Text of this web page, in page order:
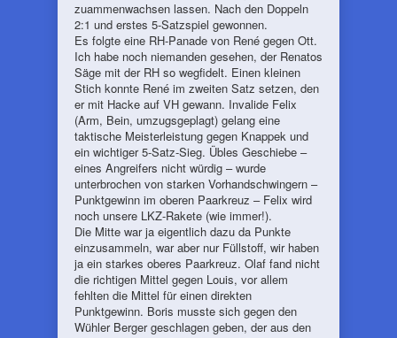
zuammenwachsen lassen. Nach den Doppeln
2:1 und erstes 5-Satzspiel gewonnen.
Es folgte eine RH-Panade von René gegen Ott.
Ich habe noch niemanden gesehen, der Renatos
Säge mit der RH so wegfidelt. Einen kleinen
Stich konnte René im zweiten Satz setzen, den
er mit Hacke auf VH gewann. Invalide Felix
(Arm, Bein, umzugsgeplagt) gelang eine
taktische Meisterleistung gegen Knappek und
ein wichtiger 5-Satz-Sieg. Übles Geschiebe –
eines Angreifers nicht würdig – wurde
unterbrochen von starken Vorhandschwingern –
Punktgewinn im oberen Paarkreuz – Felix wird
noch unsere LKZ-Rakete (wie immer!).
Die Mitte war ja eigentlich dazu da Punkte
einzusammeln, war aber nur Füllstoff, wir haben
ja ein starkes oberes Paarkreuz. Olaf fand nicht
die richtigen Mittel gegen Louis, vor allem
fehlten die Mittel für einen direkten
Punktgewinn. Boris musste sich gegen den
Wühler Berger geschlagen geben, der aus den